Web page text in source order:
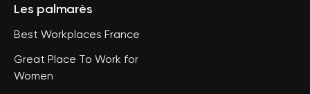
Les palmarès
Best Workplaces France
Great Place To Work for
Women